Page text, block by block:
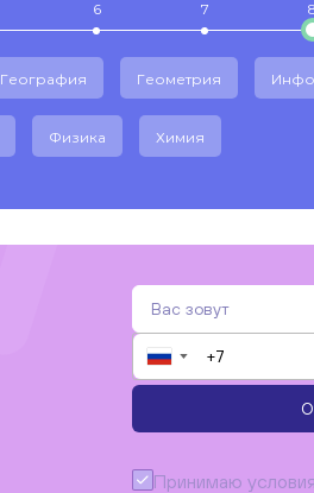
6 7
География Геометрия
Физика Химия
▼
Принимаю условия